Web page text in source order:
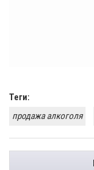
Теги:
продажа алкоголя